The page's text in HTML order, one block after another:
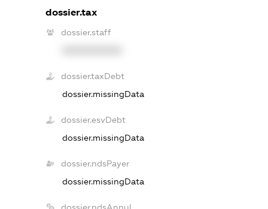
dossier.tax
dossier.staff
dossier.taxDebt
dossier.missingData
dossier.esvDebt
dossier.missingData
dossier.ndsPayer
dossier.missingData